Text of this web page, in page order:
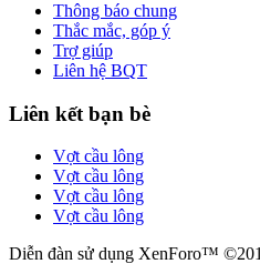
Thông báo chung
Thắc mắc, góp ý
Trợ giúp
Liên hệ BQT
Liên kết bạn bè
Vợt cầu lông
Vợt cầu lông
Vợt cầu lông
Vợt cầu lông
Diễn đàn sử dụng XenForo™